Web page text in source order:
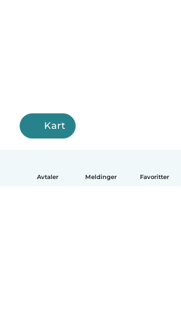
Avtaler Meldinger Favoritter
Kart